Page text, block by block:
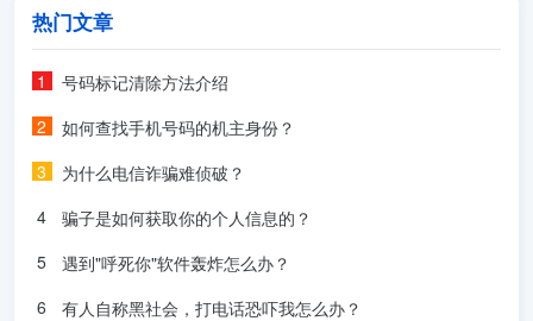
热门文章
号码标记清除方法介绍
如何查找手机号码的机主身份？
为什么电信诈骗难侦破？
骗子是如何获取你的个人信息的？
遇到"呼死你"软件轰炸怎么办？
有人自称黑社会，打电话恐吓我怎么办？